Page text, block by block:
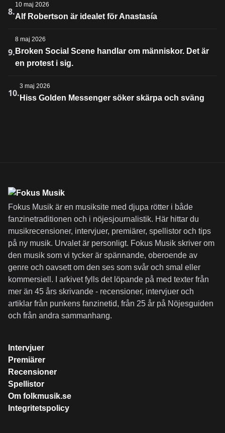
8.
10 maj 2026
Alf Robertson är idealet för Anastasía
9.
8 maj 2026
Broken Social Scene handlar om människor. Det är
en protest i sig.
10.
3 maj 2026
Hiss Golden Messenger söker skärpa och sväng
Fokus Musik är en musiksite med djupa rötter i både
fanzinetraditionen och i nöjesjournalistik. Här hittar du
musikrecensioner, intervjuer, premiärer, spellistor och tips
på ny musik. Urvalet är personligt. Fokus Musik skriver om
den musik som vi tycker är spännande, oberoende av
genre och oavsett om den ses som svår och smal eller
kommersiell. I arkivet fylls det löpande på med texter från
mer än 45 års skrivande - recensioner, intervjuer och
artiklar från punkens fanzinetid, från 25 år på Nöjesguiden
och från andra sammanhang.
Intervjuer
Premiärer
Recensioner
Spellistor
Om folkmusik.se
Integritetspolicy